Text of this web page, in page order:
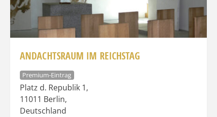
ANDACHTSRAUM IM REICHSTAG
Premium-Eintrag
Platz d. Republik 1,
11011 Berlin,
Deutschland